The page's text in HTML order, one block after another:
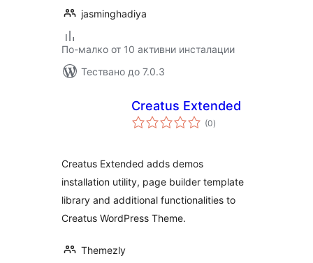
jasminghadiya
По-малко от 10 активни инсталации
Тествано до 7.0.3
Creatus Extended
(0общо
оценки
)
Creatus Extended adds demos
installation utility, page builder template
library and additional functionalities to
Creatus WordPress Theme.
Themezly